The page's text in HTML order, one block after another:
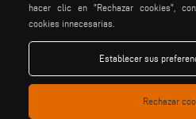
be the change
hacer clic en "Rechazar cookies",
cookies innecesarias.
Establecer sus
Rechazar